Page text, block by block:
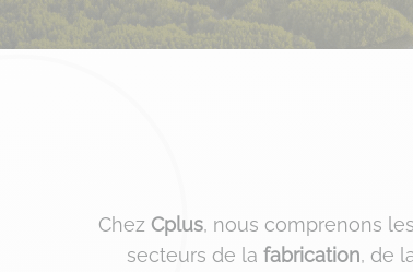
Chez Cplus, nous comprenons les
secteurs de la fabrication, de